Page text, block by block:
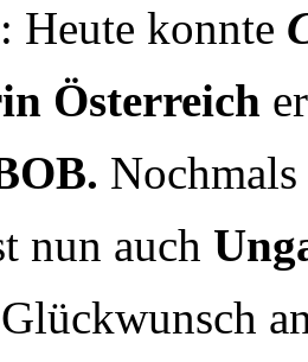
Heute konnte
Österreich
nun auch